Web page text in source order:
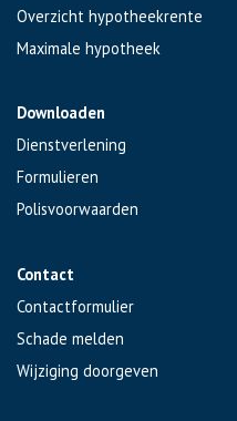
Overzicht hypotheekrente
Maximale hypotheek
Downloaden
Dienstverlening
Formulieren
Polisvoorwaarden
Contact
Contactformulier
Schade melden
Wijziging doorgeven